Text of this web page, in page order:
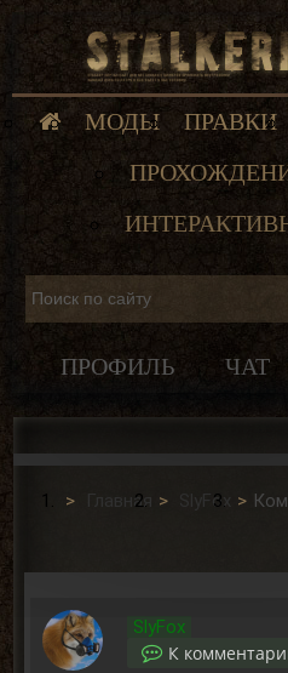
МОДЫ ПРАВКИ
ПРОФИЛЬ ЧАТ
Главная SlyFox
SlyFox
К